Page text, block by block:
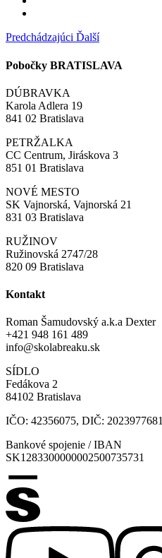
Predchádzajúci Ďalší
Pobočky BRATISLAVA
DÚBRAVKA
Karola Adlera 19
841 02 Bratislava
PETRŽALKA
CC Centrum, Jiráskova 3
851 01 Bratislava
NOVÉ MESTO
SK Vajnorská, Vajnorská 21
831 03 Bratislava
RUŽINOV
Ružinovská 2747/28
820 09 Bratislava
Kontakt
Roman Šamudovský a.k.a Dexter
+421 948 161 489
info@skolabreaku.sk
SÍDLO
Fedákova 2
84102 Bratislava
IČO: 42356075, DIČ: 2023977681
Bankové spojenie / IBAN
SK1283300000002500735731